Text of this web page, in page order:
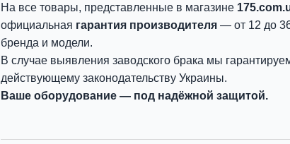
На все товары, представленные в магазине
официальная гарантия производителя — от 12 до
бренда и модели.
В случае выявления заводского брака мы
действующему законодательству Украины.
Ваше оборудование — под надёжной защитой.